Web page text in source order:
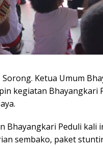
Ketua Umum
kegiatan Bhayangkari
Bhayangkari Peduli kali
sembako, paket